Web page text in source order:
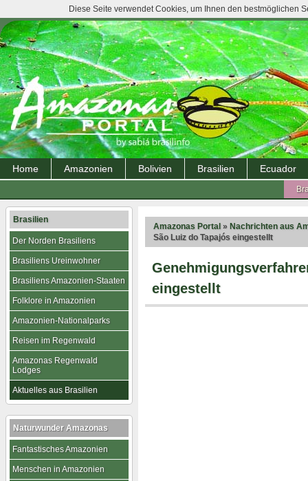
Home Amazonien Bolivien Brasilien Ecuador
Amazonas Portal » Nachrichten aus
São Luiz do Tapajós eingestellt
eingestellt
Brasilien
Der Norden Brasiliens
Brasiliens Ureinwohner
Brasiliens Amazonien-Staaten
Folklore in Amazonien
Amazonien-Nationalparks
Reisen im Regenwald
Amazonas Regenwald
Lodges
Aktuelles aus Brasilien
Naturwunder Amazonas
Fantastisches Amazonien
Menschen in Amazonien
Diese Seite verwendet Cookies, um Ihnen den bestmöglichen